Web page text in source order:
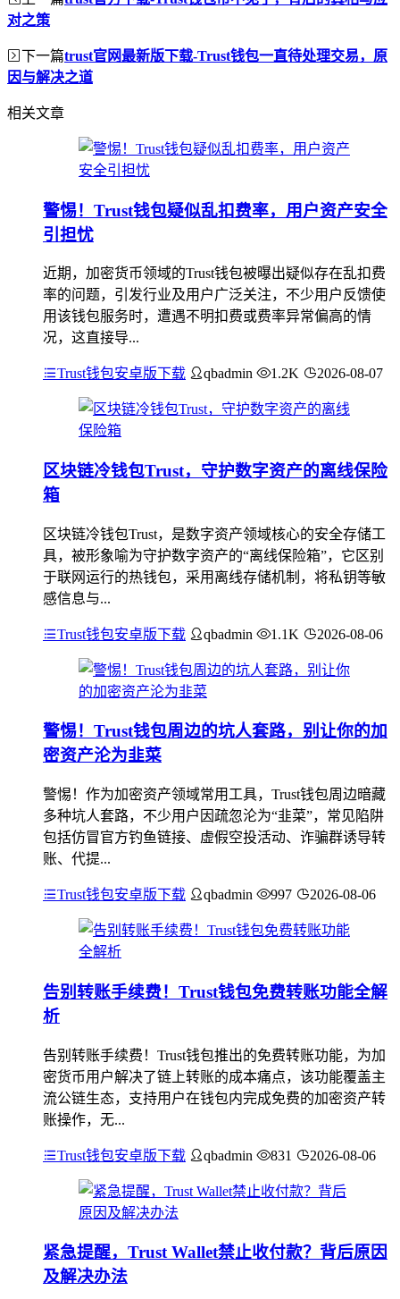
对之策
下一篇trust官网最新版下载-Trust钱包一直待处理交易，原
因与解决之道
相关文章
警惕！Trust钱包疑似乱扣费率，用户资产安全
引担忧
近期，加密货币领域的Trust钱包被曝出疑似存在乱扣费
率的问题，引发行业及用户广泛关注，不少用户反馈使
用该钱包服务时，遭遇不明扣费或费率异常偏高的情
况，这直接导...
Trust钱包安卓版下载 qbadmin 1.2K 2026-08-07
区块链冷钱包Trust，守护数字资产的离线保险
箱
区块链冷钱包Trust，是数字资产领域核心的安全存储工
具，被形象喻为守护数字资产的“离线保险箱”，它区别
于联网运行的热钱包，采用离线存储机制，将私钥等敏
感信息与...
Trust钱包安卓版下载 qbadmin 1.1K 2026-08-06
警惕！Trust钱包周边的坑人套路，别让你的加
密资产沦为韭菜
警惕！作为加密资产领域常用工具，Trust钱包周边暗藏
多种坑人套路，不少用户因疏忽沦为“韭菜”，常见陷阱
包括仿冒官方钓鱼链接、虚假空投活动、诈骗群诱导转
账、代提...
Trust钱包安卓版下载 qbadmin 997 2026-08-06
告别转账手续费！Trust钱包免费转账功能全解
析
告别转账手续费！Trust钱包推出的免费转账功能，为加
密货币用户解决了链上转账的成本痛点，该功能覆盖主
流公链生态，支持用户在钱包内完成免费的加密资产转
账操作，无...
Trust钱包安卓版下载 qbadmin 831 2026-08-06
紧急提醒，Trust Wallet禁止收付款？背后原因
及解决办法